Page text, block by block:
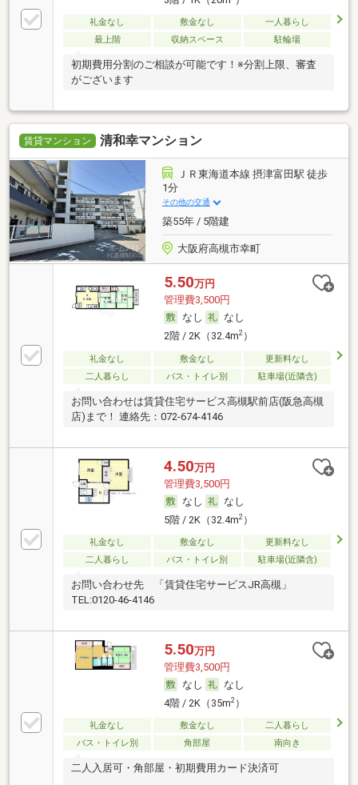
礼金なし 敷金なし
一人暮らし
最上階
収納スペース 駐輪場
初期費用分割のご相談が可能です！※分割上限、審査
がございます
賃貸マンション 清和幸マンション
ＪＲ東海道本線 摂津富田駅 徒歩
1分
その他の交通
築55年 / 5階建
大阪府高槻市幸町
5.50万円
管理費3,500円
なし
なし
2階 / 2K（32.4m2）
礼金なし 敷金なし
更新料なし
二人暮らし
バス・トイレ別 駐車場(近隣含)
お問い合わせは賃貸住宅サービス高槻駅前店(阪急高槻
店)まで！ 連絡先：072-674-4146
4.50万円
管理費3,500円
なし
なし
5階 / 2K（32.4m2）
礼金なし 敷金なし
更新料なし
二人暮らし
バス・トイレ別 駐車場(近隣含)
お問い合わせ先 「賃貸住宅サービスJR高槻」
TEL:0120-46-4146
5.50万円
管理費3,500円
なし
なし
4階 / 2K（35m2）
礼金なし 敷金なし
二人暮らし
バス・トイレ別
角部屋 南向き
二人入居可・角部屋・初期費用カード決済可